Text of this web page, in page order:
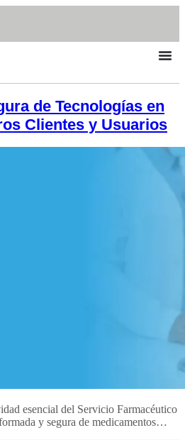
de Tecnologías en
Clientes y Usuarios
esencial del Servicio Farmacéutico
y segura de medicamentos…